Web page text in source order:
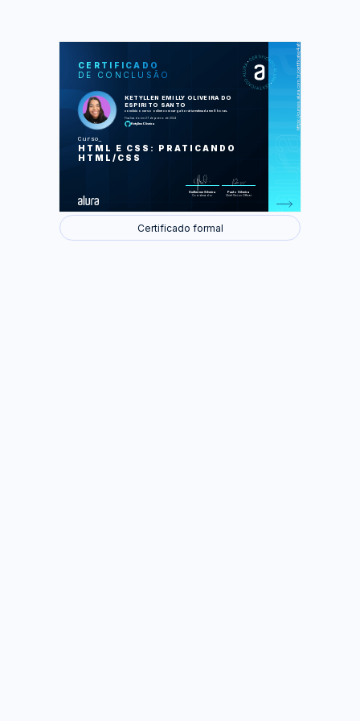
CERTIFICADO
DE CONCLUSÃO
KETYLLEN EMILLY OLIVEIRA DO
ESPIRITO SANTO
concluiu o curso online com carga horária estimada em 8 horas.
Finalizado em 27 de janeiro de 2024
KetyllenOliveira
Curso
HTML E CSS: PRATICANDO
HTML/CSS
Guilherme Silveira
Coordenador
Paulo Silveira
Chief Vision Officer
https://cursos.alura.com.br/certificate/4afd2f8a-fb15-4d8d-b9c2-eb5c68c3fd86
LAS
Iniciando o projeto
A dupla HTML e CSS
Posicionando elementos
Compartilhando o projeto
Certificado formal